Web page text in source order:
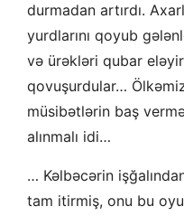
durmadan artırdı.
yurdlarını qoyub
və ürəkləri qubar
qovuşurdular…
müsibətlərin baş
alınmalı idi…
… Kəlbəcərin
tam itirmiş, onu bu